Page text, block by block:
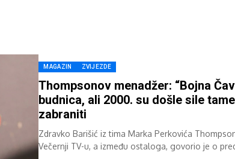
MAGAZIN ZVIJEZDE
Thompsonov menadžer: “Bojna
budnica, ali 2000. su došle sile
zabraniti
Zdravko Barišić iz tima Marka Perkovića
Večernji TV-u, a između ostaloga, govorio je o